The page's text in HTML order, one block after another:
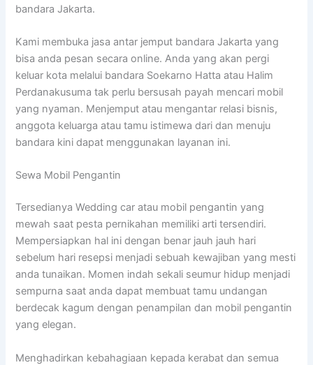
bandara Jakarta.
Kami membuka jasa antar jemput bandara Jakarta yang
bisa anda pesan secara online. Anda yang akan pergi
keluar kota melalui bandara Soekarno Hatta atau Halim
Perdanakusuma tak perlu bersusah payah mencari mobil
yang nyaman. Menjemput atau mengantar relasi bisnis,
anggota keluarga atau tamu istimewa dari dan menuju
bandara kini dapat menggunakan layanan ini.
Sewa Mobil Pengantin
Tersedianya Wedding car atau mobil pengantin yang
mewah saat pesta pernikahan memiliki arti tersendiri.
Mempersiapkan hal ini dengan benar jauh jauh hari
sebelum hari resepsi menjadi sebuah kewajiban yang mesti
anda tunaikan. Momen indah sekali seumur hidup menjadi
sempurna saat anda dapat membuat tamu undangan
berdecak kagum dengan penampilan dan mobil pengantin
yang elegan.
Menghadirkan kebahagiaan kepada kerabat dan semua